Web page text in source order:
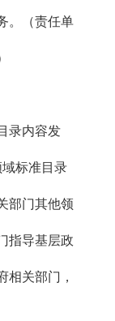
。（责任单
录内容发
域标准目录
部门其他领
指导基层政
相关部门，